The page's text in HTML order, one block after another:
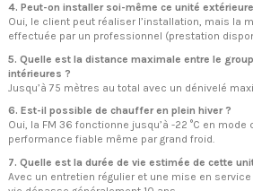
4. Peut-on installer soi-même ce unité
Oui, le client peut réaliser l’installation, mais la
effectuée par un professionnel (prestation
5. Quelle est la distance maximale entre le
intérieures ?
Jusqu’à 75 mètres au total avec un dénivelé
6. Est-il possible de chauffer en plein hiver ?
Oui, la FM 36 fonctionne jusqu’à -22 °C en
performance fiable même par grand froid.
7. Quelle est la durée de vie estimée de cette
Avec un entretien régulier et une mise en